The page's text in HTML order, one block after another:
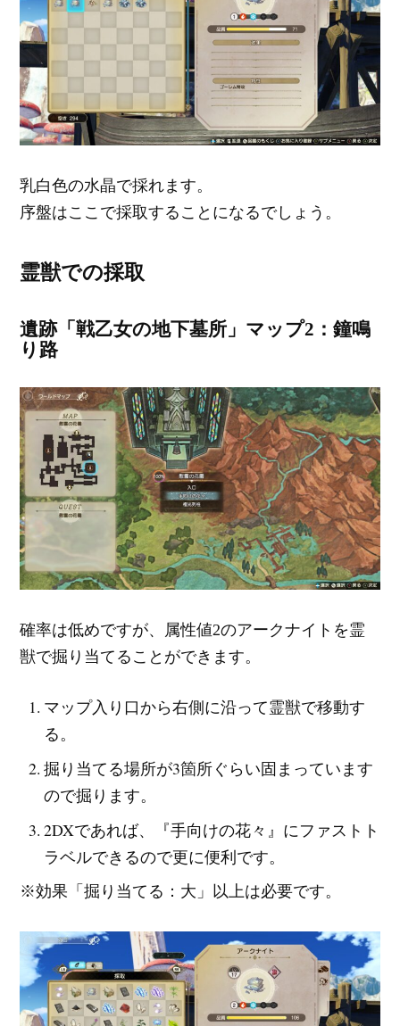
乳白色の水晶で採れます。
序盤はここで採取することになるでしょう。
霊獣での採取
遺跡「戦乙女の地下墓所」マップ2：鐘鳴
り路
確率は低めですが、属性値2のアークナイトを霊
獣で掘り当てることができます。
マップ入り口から右側に沿って霊獣で移動す
る。
掘り当てる場所が3箇所ぐらい固まっています
ので掘ります。
2DXであれば、『手向けの花々』にファストト
ラベルできるので更に便利です。
※効果「掘り当てる：大」以上は必要です。